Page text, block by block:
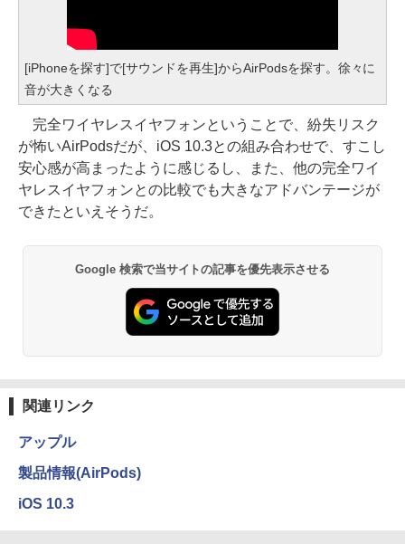
[iPhoneを探す]で[サウンドを再生]からAirPodsを探す。徐々に
音が大きくなる
完全ワイヤレスイヤフォンということで、紛失リスク
が怖いAirPodsだが、iOS 10.3との組み合わせで、すこし
安心感が高まったように感じるし、また、他の完全ワイ
ヤレスイヤフォンとの比較でも大きなアドバンテージが
できたといえそうだ。
Google 検索で当サイトの記事を優先表示させる
関連リンク
アップル
製品情報(AirPods)
iOS 10.3